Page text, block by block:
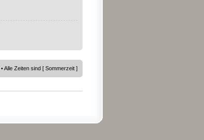
• Alle Zeiten sind [ Sommerzeit ]